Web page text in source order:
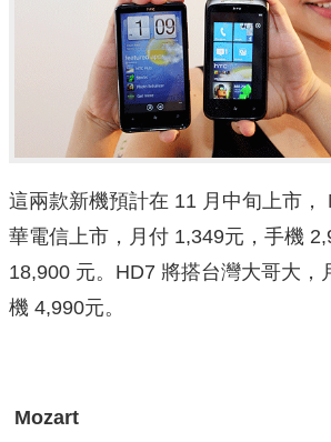
這兩款新機預計在 11 月中旬上市，
華電信上市，月付 1,349元，手機
18,900 元。HD7 將搭台灣大哥大，
機 4,990元。
Mozart